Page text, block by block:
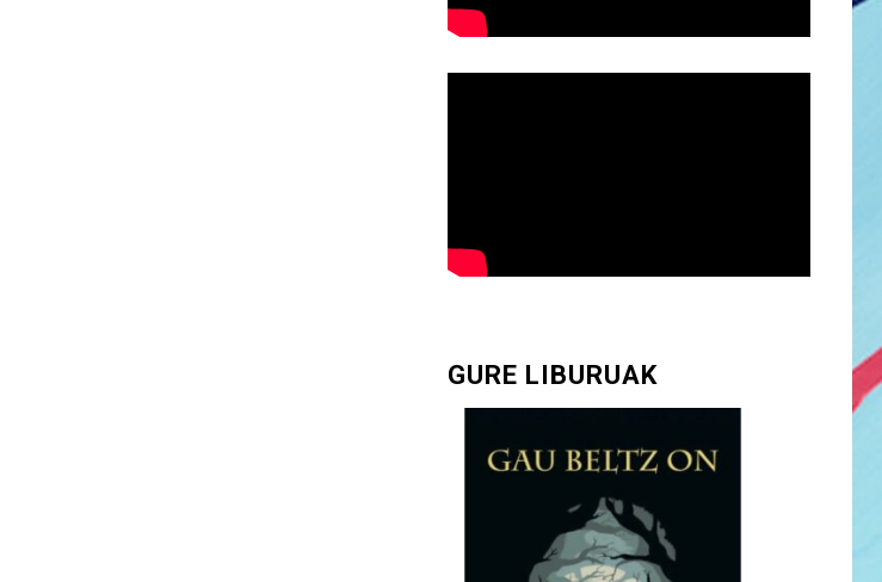
GURE LIBURUAK